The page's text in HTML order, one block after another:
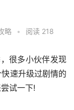
略 • 阅读 218
很多小伙伴发现
速升级过剧情的
试一下!